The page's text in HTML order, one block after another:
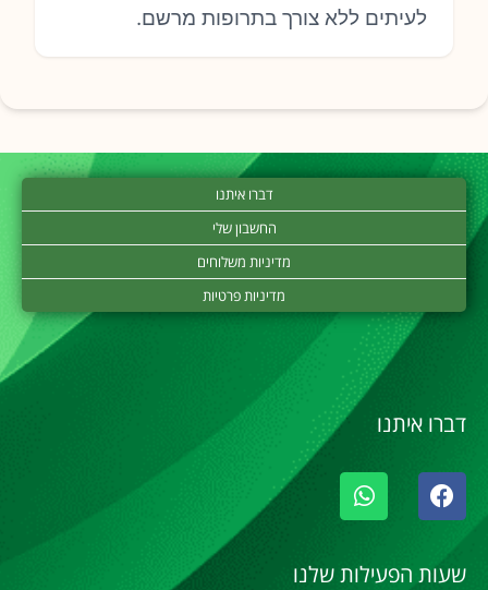
לעיתים ללא צורך בתרופות מרשם.
דברו איתנו
החשבון שלי
מדיניות משלוחים
מדיניות פרטיות
דברו איתנו
שעות הפעילות שלנו